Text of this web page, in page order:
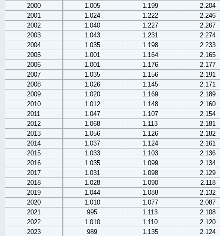
2000
1.005 1.199
2.204
2001
1.024 1.222
2.246
2002
1.040 1.227
2.267
2003
1.043 1.231
2.274
2004
1.035 1.198
2.233
2005
1.001 1.164
2.165
2006
1.001 1.176
2.177
2007
1.035 1.156
2.191
2008
1.026 1.145
2.171
2009
1.020 1.169
2.189
2010
1.012 1.148
2.160
2011
1.047 1.107
2.154
2012
1.068 1.113
2.181
2013
1.056 1.126
2.182
2014
1.037 1.124
2.161
2015
1.033 1.103
2.136
2016
1.035 1.099
2.134
2017
1.031 1.098
2.129
2018
1.028 1.090
2.118
2019
1.044 1.088
2.132
2020
1.010 1.077
2.087
2021
995 1.113
2.108
2022
1.010 1.110
2.120
2023
989 1.135
2.124